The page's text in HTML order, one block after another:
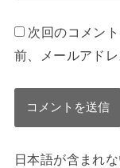
次回のコメン
前、メールアド
日本語が含まれ